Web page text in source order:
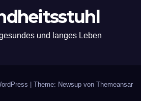
und langes Leben
| Theme: Newsup von Themeansar